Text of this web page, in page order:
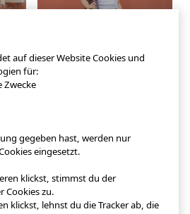
auf dieser Website Cookies und
für:
Zwecke
gegeben hast, werden nur
eingesetzt.
klickst, stimmst du der
Cookies zu.
klickst, lehnst du die Tracker ab, die